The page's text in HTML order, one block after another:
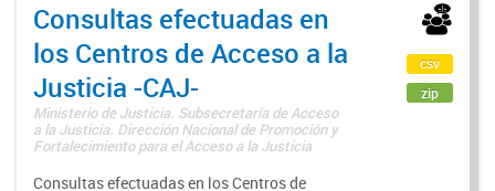
Consultas efectuadas en
los Centros de Acceso a la
Justicia -CAJ-
Ministerio de Justicia. Subsecretaría de Acceso
a la Justicia. Dirección Nacional de Promoción y
Fortalecimiento para el Acceso a la Justicia
Consultas efectuadas en los Centros de
csv
zip